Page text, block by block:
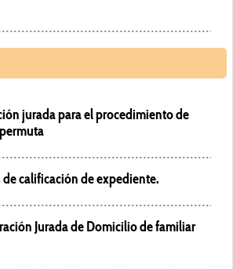
jurada para el procedimiento de
calificación de expediente.
Jurada de Domicilio de familiar